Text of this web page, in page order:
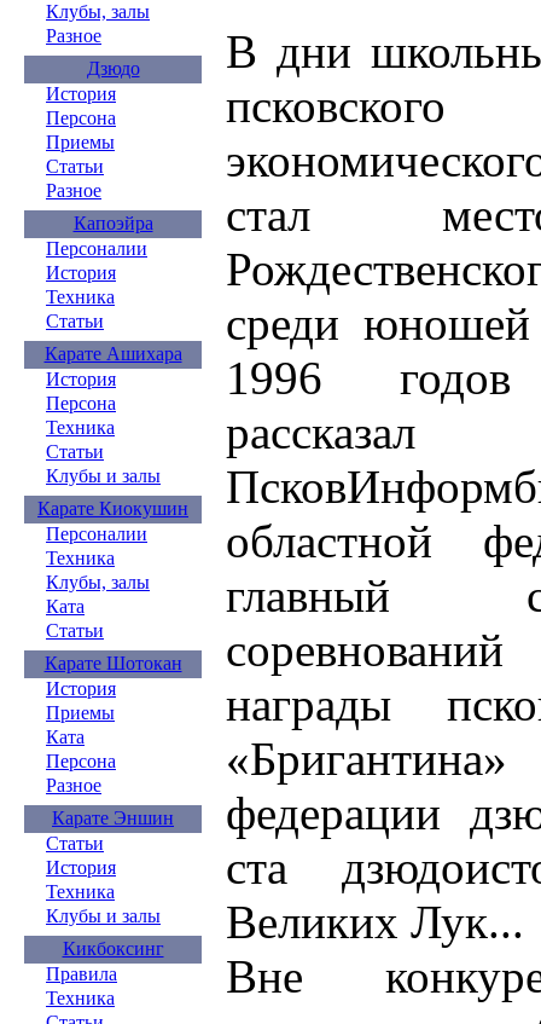
Клубы, залы
Разное
Дзюдо
История
Персона
Приемы
Статьи
Разное
Капоэйра
Персоналии
История
Техника
Статьи
Карате Ашихара
История
Персона
Техника
Статьи
Клубы и залы
Карате Киокушин
Персоналии
Техника
Клубы, залы
Ката
Статьи
Карате Шотокан
История
Приемы
Ката
Персона
Разное
Карате Эншин
Статьи
История
Техника
Клубы и залы
Кикбоксинг
Правила
Техника
В дни
стал
среди
1996
рассказал
областной
главный
награды
федерации
ста
Великих Лук...
Вне